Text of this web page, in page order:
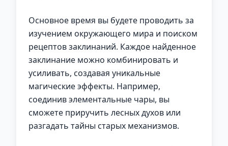
Основное время вы будете проводить за
изучением окружающего мира и поиском
рецептов заклинаний. Каждое найденное
заклинание можно комбинировать и
усиливать, создавая уникальные
магические эффекты. Например,
соединив элементальные чары, вы
сможете приручить лесных духов или
разгадать тайны старых механизмов.